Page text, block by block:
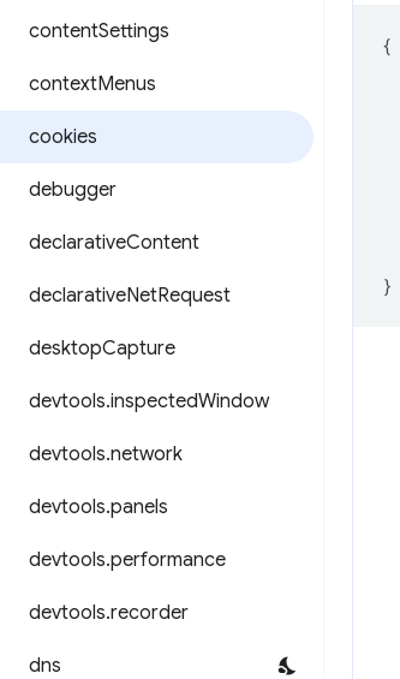
contentSettings
contextMenus
cookies
debugger
declarativeContent
declarativeNetRequest
desktopCapture
devtools.inspectedWindow
devtools.network
devtools.panels
devtools.performance
devtools.recorder
dns
{
}